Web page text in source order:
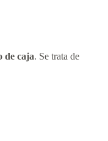
de caja. Se trata de